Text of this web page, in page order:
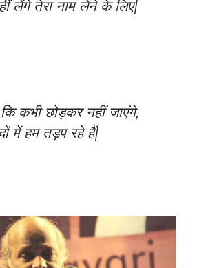
लेंगे तेरा नाम लेने के लिए|
कभी छोड़कर नहीं जाएंगे,
में हम तड़प रहे हैं|